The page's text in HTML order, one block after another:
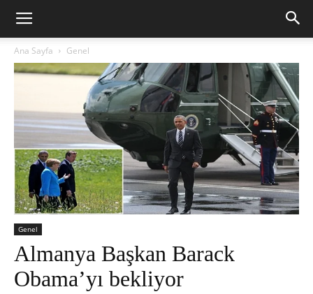
Ana Sayfa Genel
Genel
Almanya Başkan Barack
Obama’yı bekliyor